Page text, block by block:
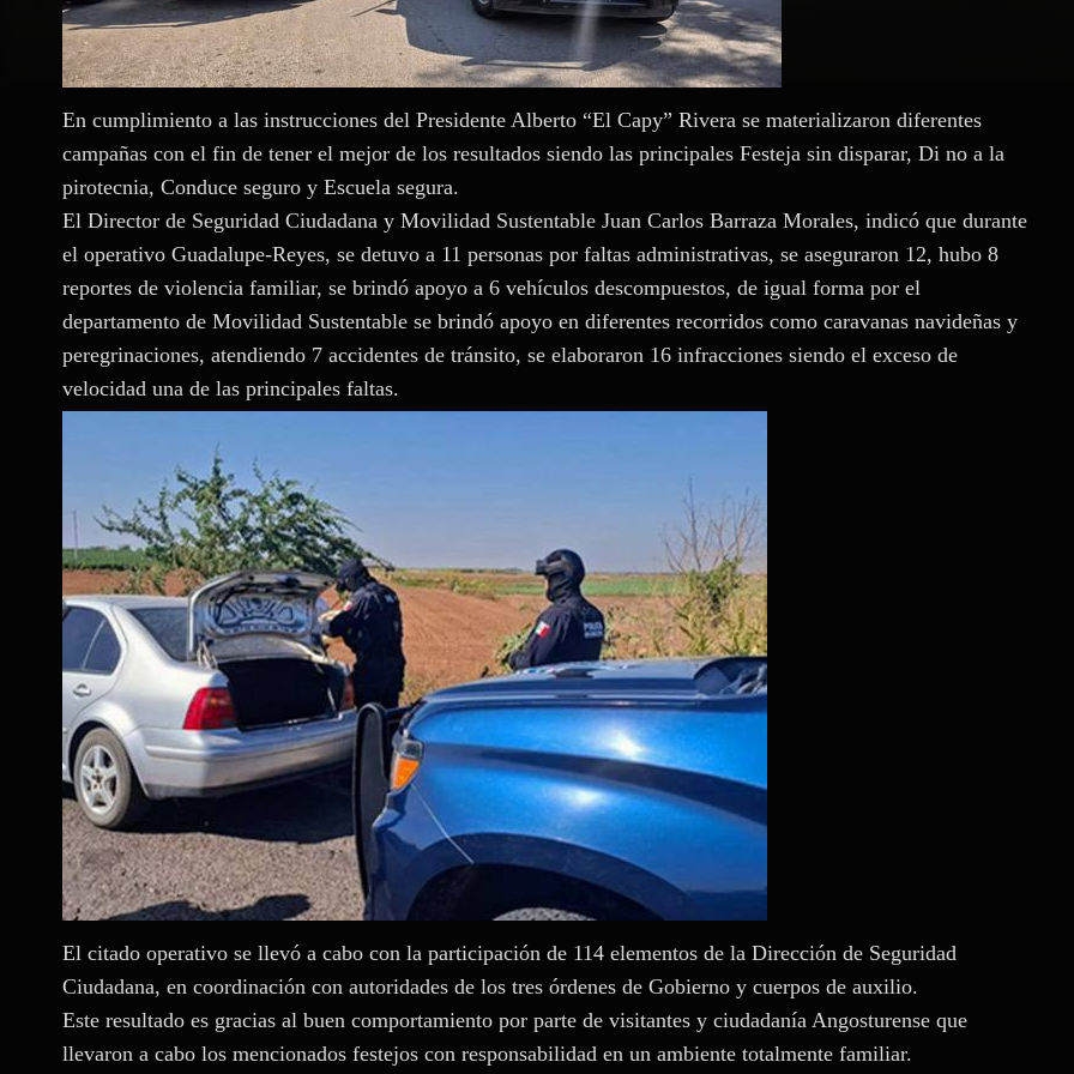
En cumplimiento a las instrucciones del Presidente Alberto “El Capy” Rivera se materializaron diferentes
campañas con el fin de tener el mejor de los resultados siendo las principales Festeja sin disparar, Di no a la
pirotecnia, Conduce seguro y Escuela segura.
El Director de Seguridad Ciudadana y Movilidad Sustentable Juan Carlos Barraza Morales, indicó que durante
el operativo Guadalupe-Reyes, se detuvo a 11 personas por faltas administrativas, se aseguraron 12, hubo 8
reportes de violencia familiar, se brindó apoyo a 6 vehículos descompuestos, de igual forma por el
departamento de Movilidad Sustentable se brindó apoyo en diferentes recorridos como caravanas navideñas y
peregrinaciones, atendiendo 7 accidentes de tránsito, se elaboraron 16 infracciones siendo el exceso de
velocidad una de las principales faltas.
El citado operativo se llevó a cabo con la participación de 114 elementos de la Dirección de Seguridad
Ciudadana, en coordinación con autoridades de los tres órdenes de Gobierno y cuerpos de auxilio.
Este resultado es gracias al buen comportamiento por parte de visitantes y ciudadanía Angosturense que
llevaron a cabo los mencionados festejos con responsabilidad en un ambiente totalmente familiar.